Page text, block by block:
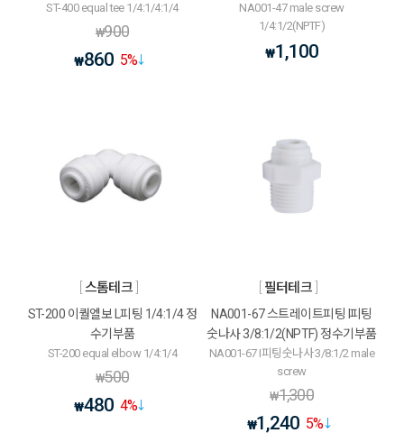
ST-400 equal tee 1/4:1/4:1/4
₩900
₩860 5%
NA001-47 male screw
1/4:1/2(NPTF)
₩1,100
스톰테크
ST-200 이퀄엘보 L피팅 1/4:1/4 정
수기부품
ST-200 equal elbow 1/4:1/4
₩500
₩480 4%
필터테크
NA001-67 스트레이트피팅 I피팅
숫나사 3/8:1/2(NPTF) 정수기부품
NA001-67 I피팅숫나사 3/8:1/2 male
screw
₩1,300
₩1,240 5%